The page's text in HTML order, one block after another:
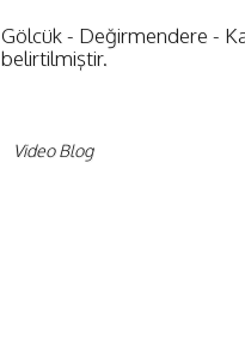
Gölcük - Değirmendere -
belirtilmiştir.
Video Blog